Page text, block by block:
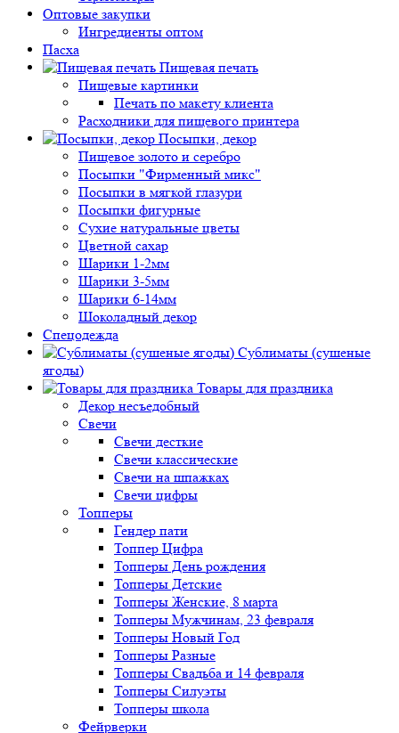
Оптовые закупки
Ингредиенты оптом
Пасха
Пищевая печать
Пищевые картинки
Печать по макету клиента
Расходники для пищевого принтера
Посыпки, декор
Пищевое золото и серебро
Посыпки "Фирменный микс"
Посыпки в мягкой глазури
Посыпки фигурные
Сухие натуральные цветы
Цветной сахар
Шарики 1-2мм
Шарики 3-5мм
Шарики 6-14мм
Шоколадный декор
Спецодежда
Сублиматы (сушеные
ягоды)
Товары для праздника
Декор несъедобный
Свечи
Свечи десткие
Свечи классические
Свечи на шпажках
Свечи цифры
Топперы
Гендер пати
Топпер Цифра
Топперы День рождения
Топперы Детские
Топперы Женские, 8 марта
Топперы Мужчинам, 23 февраля
Топперы Новый Год
Топперы Разные
Топперы Свадьба и 14 февраля
Топперы Силуэты
Топперы школа
Фейрверки